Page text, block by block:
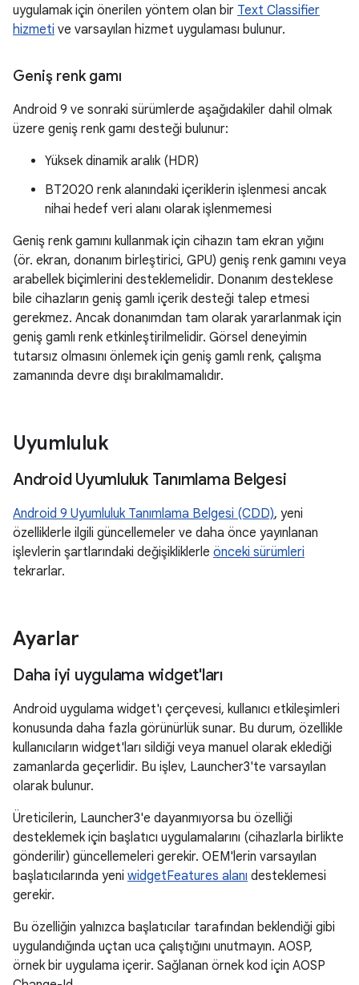
uygulamak için önerilen yöntem olan bir Text Classifier
hizmeti ve varsayılan hizmet uygulaması bulunur.
Geniş renk gamı
Android 9 ve sonraki sürümlerde aşağıdakiler dahil olmak
üzere geniş renk gamı desteği bulunur:
Yüksek dinamik aralık (HDR)
BT2020 renk alanındaki içeriklerin işlenmesi ancak
nihai hedef veri alanı olarak işlenmemesi
Geniş renk gamını kullanmak için cihazın tam ekran yığını
(ör. ekran, donanım birleştirici, GPU) geniş renk gamını veya
arabellek biçimlerini desteklemelidir. Donanım desteklese
bile cihazların geniş gamlı içerik desteği talep etmesi
gerekmez. Ancak donanımdan tam olarak yararlanmak için
geniş gamlı renk etkinleştirilmelidir. Görsel deneyimin
tutarsız olmasını önlemek için geniş gamlı renk, çalışma
zamanında devre dışı bırakılmamalıdır.
Uyumluluk
Android Uyumluluk Tanımlama Belgesi
Android 9 Uyumluluk Tanımlama Belgesi (CDD), yeni
özelliklerle ilgili güncellemeler ve daha önce yayınlanan
işlevlerin şartlarındaki değişikliklerle önceki sürümleri
tekrarlar.
Ayarlar
Daha iyi uygulama widget'ları
Android uygulama widget'ı çerçevesi, kullanıcı etkileşimleri
konusunda daha fazla görünürlük sunar. Bu durum, özellikle
kullanıcıların widget'ları sildiği veya manuel olarak eklediği
zamanlarda geçerlidir. Bu işlev, Launcher3'te varsayılan
olarak bulunur.
Üreticilerin, Launcher3'e dayanmıyorsa bu özelliği
desteklemek için başlatıcı uygulamalarını (cihazlarla birlikte
gönderilir) güncellemeleri gerekir. OEM'lerin varsayılan
başlatıcılarında yeni widgetFeatures alanı desteklemesi
gerekir.
Bu özelliğin yalnızca başlatıcılar tarafından beklendiği gibi
uygulandığında uçtan uca çalıştığını unutmayın. AOSP,
örnek bir uygulama içerir. Sağlanan örnek kod için AOSP